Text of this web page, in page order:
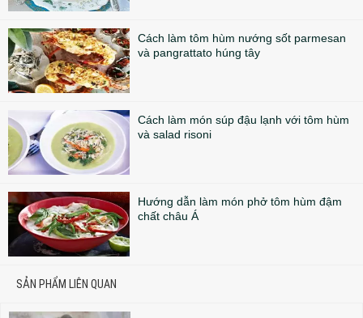
Cách làm tôm hùm nướng sốt parmesan
và pangrattato húng tây
Cách làm món súp đậu lạnh với tôm hùm
và salad risoni
Hướng dẫn làm món phở tôm hùm đậm
chất châu Á
SẢN PHẨM LIÊN QUAN